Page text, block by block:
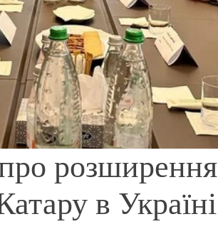
розширення
в Україні